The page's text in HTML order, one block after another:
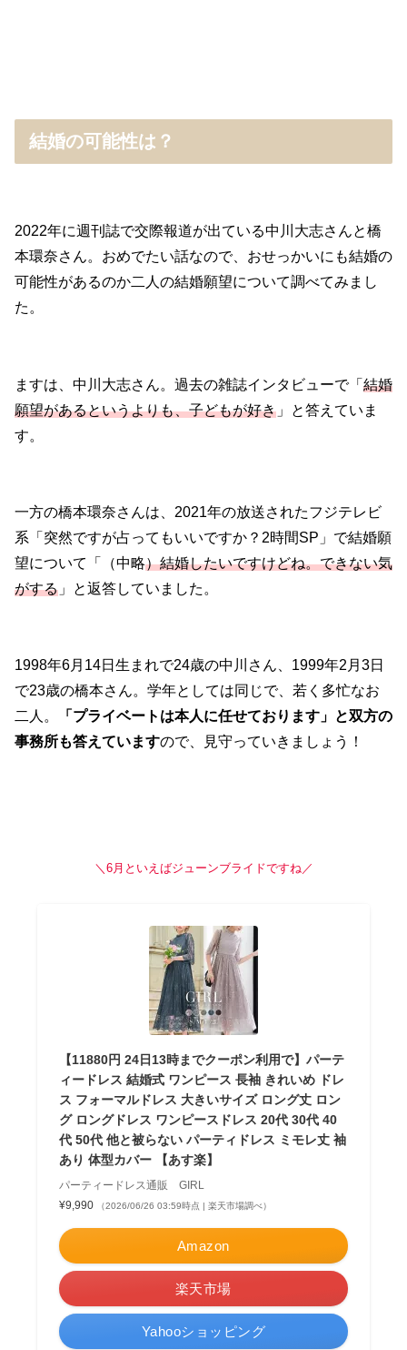
結婚の可能性は？
2022年に週刊誌で交際報道が出ている中川大志さんと橋
本環奈さん。おめでたい話なので、おせっかいにも結婚の
可能性があるのか二人の結婚願望について調べてみまし
た。
ますは、中川大志さん。過去の雑誌インタビューで「 結婚
願望があるというよりも、子どもが好き 」と答えていま
す。
一方の橋本環奈さんは、2021年の放送されたフジテレビ
系「突然ですが占ってもいいですか？2時間SP」で結婚願
望について「（中略）結婚したいですけどね。できない気
がする 」と返答していました。
1998年6月14日生まれで24歳の中川さん、1999年2月3日
で23歳の橋本さん。学年としては同じで、若く多忙なお
二人。
「プライベートは本人に任せております」と双方の
事務所も答えていますので、見守っていきましょう！
＼6月といえばジューンブライドですね／
【11880円 24日13時までクーポン利用で】パーテ
ィードレス 結婚式 ワンピース 長袖 きれいめ ドレ
ス フォーマルドレス 大きいサイズ ロング丈 ロン
グ ロングドレス ワンピースドレス 20代 30代 40
代 50代 他と被らない パーティドレス ミモレ丈 袖
あり 体型カバー 【あす楽】
パーティードレス通販 GIRL
¥9,990
（2026/06/26 03:59時点 | 楽天市場調べ）
Amazon
楽天市場
Yahooショッピング